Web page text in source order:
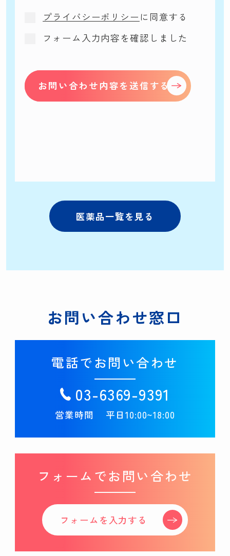
プライバシーポリシー に同意する
フォーム入力内容を確認しました
医薬品一覧を見る
お問い合わせ窓口
電話でお問い合わせ
03-6369-9391
営業時間 平日10:00~18:00
フォームでお問い合わせ
フォームを入力する